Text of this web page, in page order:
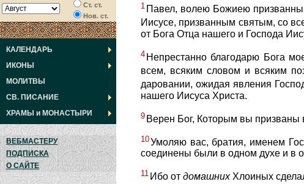
Ст. ст.
Нов. ст.
КАЛЕНДАРЬ
ИКОНЫ
МОЛИТВЫ
СВ. ПИСАНИЕ
ХРАМЫ и МОНАСТЫРИ
ВЕБМАСТЕРУ
ПОДПИСКА
О САЙТЕ
1 Павел, волею Божиею
Иисусе, призванным святым, со
от Бога Отца нашего и Господа
4 Непрестанно благодарю Бога
всем, всяким словом и всяким
даровании, ожидая явления
нашего Иисуса Христа.
9 Верен Бог, Которым вы
10Умоляю вас, братия, именем
соединены были в одном духе и в
11 Ибо от домашнихХлоиных